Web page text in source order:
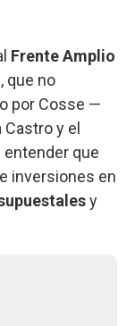
Frente Amplio
, que no
por Cosse —
y el
entender que
inversiones en
y